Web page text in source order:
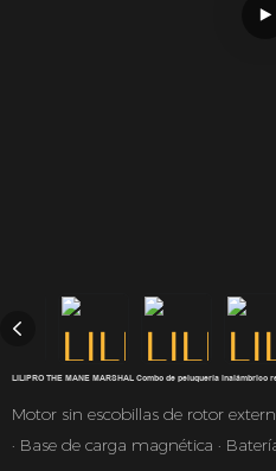
LILIPRO THE MANE MARSHAL Combo de peluquería
Motor sin escobillas de rotor
· Base de carga magnética ·